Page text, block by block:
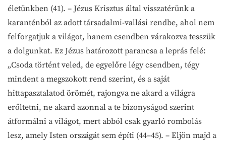
életünkben (41). – Jézus Krisztus által visszatérünk a
karanténból az adott társadalmi-vallási rendbe, ahol nem
felforgatjuk a világot, hanem csendben várakozva tesszük
a dolgunkat. Ez Jézus határozott parancsa a leprás felé:
„Csoda történt veled, de egyelőre légy csendben, tégy
mindent a megszokott rend szerint, és a saját
hittapasztalatod örömét, rajongva ne akard a világra
erőltetni, ne akard azonnal a te bizonyságod szerint
átformálni a világot, mert abból csak gyarló rombolás
lesz, amely Isten országát sem építi (44–45). – Eljön majd a